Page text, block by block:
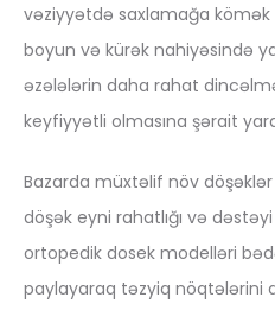
vəziyyətdə saxlamağa kömək
boyun və kürək nahiyəsində
əzələlərin daha rahat
keyfiyyətli olmasına şərait
Bazarda müxtəlif növ
döşək eyni rahatlığı və
ortopedik dosek modelləri
paylayaraq təzyiq nöqtələrini